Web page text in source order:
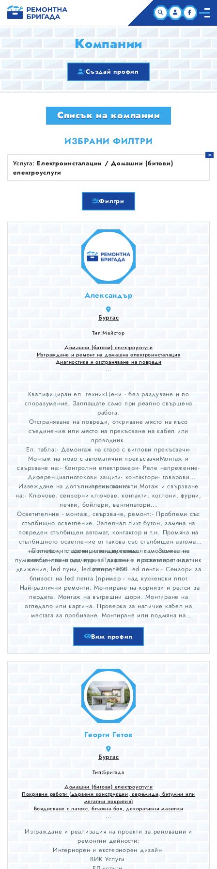
КОМПАНИИ
ЗА НАС
Компании
Създай профил
Списък на компании
ИЗБРАНИ ФИЛТРИ
Услуга: Електроинсталации / Домашни (битови)
електроуслуги
Филтри
Александър
Бургас
Тип:Майстор
Домашни (битови) електроуслуги
Изграждане и ремонт на домашна електроинсталация
Диагностика и отстраняване на повреди
...
Квалифициран ел. техникЦени - без раздуване и по
споразумение. Заплащате само при реално свършена
работа.
Отстраняване на повреди, откриване място на късо
съединение или място на прекъсване на кабел или
проводник.
Ел. табла:- Демонтаж на старо с витлови прекъсвачи-
Монтаж на ново с автоматични прекъсвачиМонтаж и
свързване на:- Контролни електромери- Реле напрежение-
Диференциалнотокови защити- контактори- товарови
прекъсвачи
Извеждане на допълнителни контакти.Мотаж и свързване
на:- Ключове, сензорни ключове, контакти, котлони, фурни,
печки, бойлери, вентилатори...
Осветителние - монтаж, свързване, ремонт:- Проблеми със
стълбищно осветление. Залепнал лихт бутон, замяна на
повреден стълбищен автомат, контактор и т.н. Промяна на
стълбищното осветление от такова със стълбищен автомат
на плафони с датчици за движение.- самостоятелни
комбинирани датчици за дижение и осветеност или
фоторелета
- Полилеи, плафони, аплици, пендели...- Замяна на
луминисцентни с лед пури- Плафони и прожектори с датчик
движение, led луни, led ленти, RGB led ленти.- Сензори за
близост на led лента (пример - над кухненски плот
Най-различни ремонти. Монтиране на корнизи и релси за
пердета. Монтаж на вътрешни щори. Монтиране на
огледало или картина. Проверка за наличие кабел на
местата за пробиване. Монтиране или подмяна на
Свързване на пералня. Монтиране на простор за прането
на терасата. Сглобяване столове, маси, легла, шкафчета и
други мебели. Монтиране на стойка за телевизора.
Монтиране на закачалка на стената. Смяна на бравата и
патронника на вратата. Монтиране и демонтиране
натоалетна чиния, монтиране на казанче, подмяна на
механизма на тоалетно казанче. Подмяна и монтиране на
контакти, ключове, плафони, полилеи.Цени нормални и по
споразумение
Виж профил
Георги Гетов
Бургас
Тип:Бригада
Домашни (битови) електроуслуги
Покривни работи (дървени конструкции, керемиди, битумни или
метални покрития)
Боядисване с латекс, блажна боя, декоративни мазилки
...
Изграждане и реализация на проекти за реновации и
ремонтни дейности:
Интериорен и екстериорен дизайн
ВИК Услуги